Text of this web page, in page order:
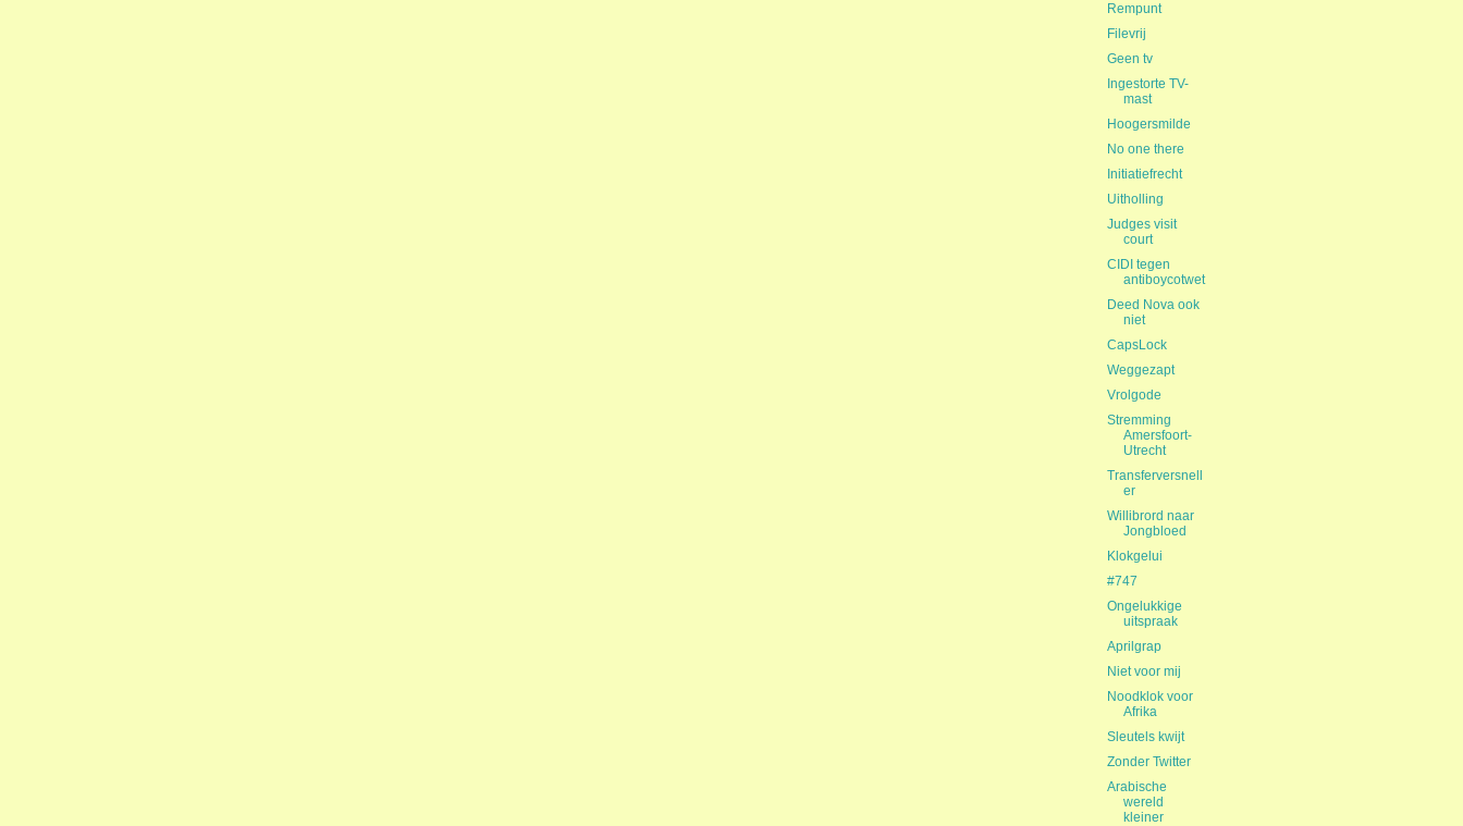
Rempunt
Filevrij
Geen tv
Ingestorte TV-
mast
Hoogersmilde
No one there
Initiatiefrecht
Uitholling
Judges visit
court
CIDI tegen
antiboycotwet
Deed Nova ook
niet
CapsLock
Weggezapt
Vrolgode
Stremming
Amersfoort-
Utrecht
Transferversnell
er
Willibrord naar
Jongbloed
Klokgelui
#747
Ongelukkige
uitspraak
Aprilgrap
Niet voor mij
Noodklok voor
Afrika
Sleutels kwijt
Zonder Twitter
Arabische
wereld
kleiner